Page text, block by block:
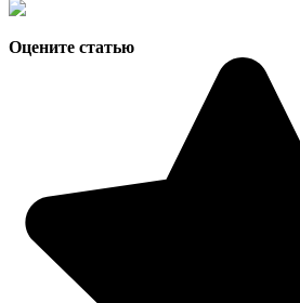
Оцените статью